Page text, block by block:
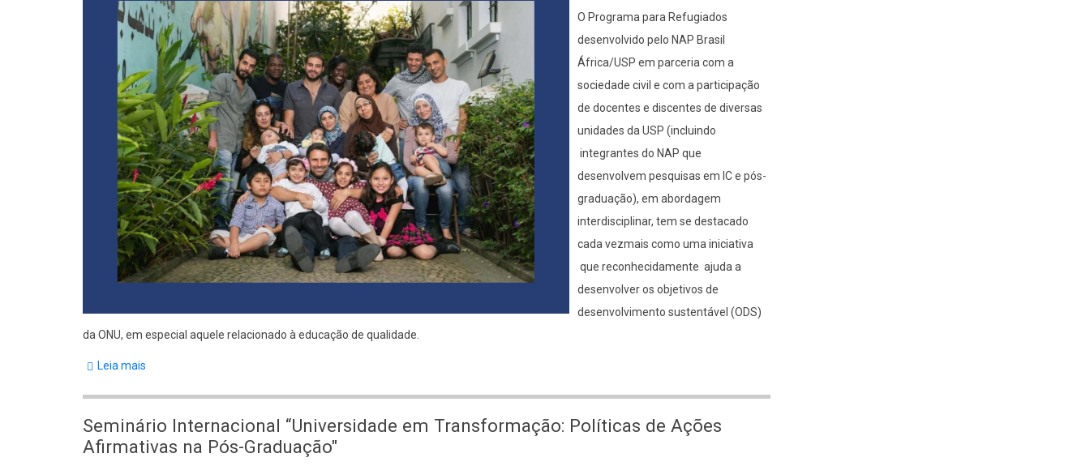
Seleção
de
Bolsistas
(de
01/10/25
a
10/10/25)
O Programa para Refugiados
desenvolvido pelo NAP Brasil
África/USP em parceria com a
sociedade civil e com a participação
de docentes e discentes de diversas
unidades da USP (incluindo
integrantes do NAP que
desenvolvem pesquisas em IC e pós-
graduação), em abordagem
interdisciplinar, tem se destacado
cada vezmais como uma iniciativa
que reconhecidamente ajuda a
desenvolver os objetivos de
desenvolvimento sustentável (ODS)
da ONU, em especial aquele relacionado à educação de qualidade.
Leia mais
Refugiados
Consolida
Seminário Internacional “Universidade em Transformação: Políticas de Ações
Afirmativas na Pós-Graduação"